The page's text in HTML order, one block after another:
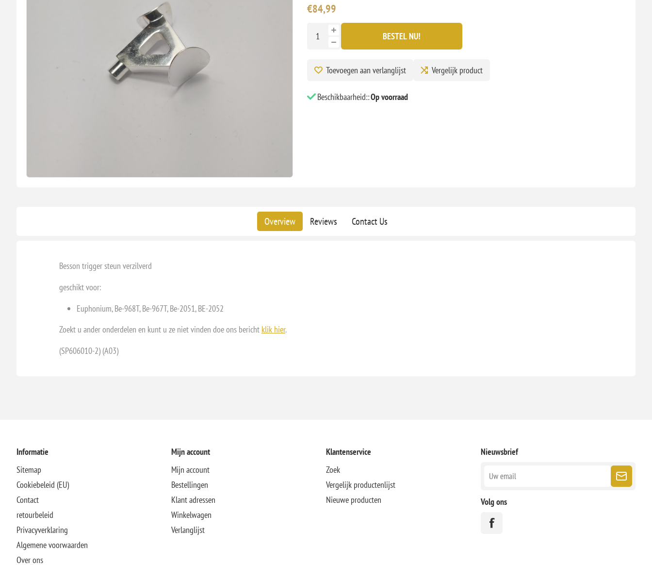
€84,99
BESTEL NU!
Toevoegen aan verlanglijst Vergelijk product
Beschikbaarheid::Op voorraad
Overview Reviews Contact Us
Besson trigger steun verzilverd
geschikt voor:
Euphonium, Be-968T, Be-967T, Be-2051, BE-2052
Zoekt u ander onderdelen en kunt u ze niet vinden doe ons bericht klik hier.
(SP606010-2) (A03)
Informatie
Sitemap
Cookiebeleid (EU)
Contact
retourbeleid
Privacyverklaring
Algemene voorwaarden
Over ons
Mijn account
Mijn account
Bestellingen
Klant adressen
Winkelwagen
Verlanglijst
Klantenservice
Zoek
Vergelijk productenlijst
Nieuwe producten
Nieuwsbrief
Volg ons